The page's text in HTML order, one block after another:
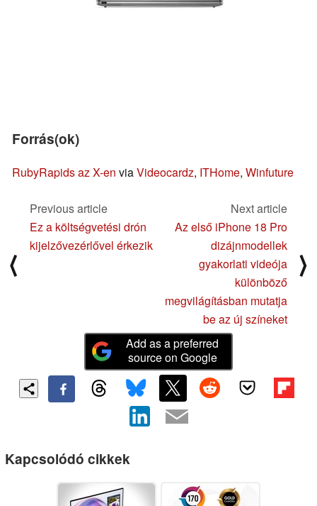
Forrás(ok)
RubyRapids az X-en viaVideocardz, ITHome, Winfuture
⟨
Previous article
Ez a költségvetési drón
kijelzővezérlővel érkezik
Next article
Az első iPhone 18 Pro
dizájnmodellek
gyakorlati videója
különböző
megvilágításban mutatja
be az új színeket
⟩
Add as a preferred
source on Google
Kapcsolódó cikkek